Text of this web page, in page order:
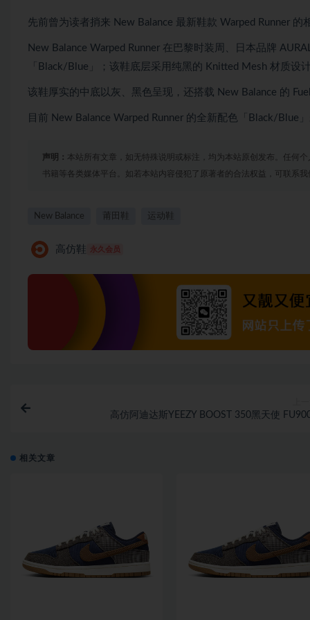
先前曾为读者捎来 New Balance 最新鞋款 Warped Runner
New Balance Warped Runner 在巴黎时装周、日本品牌
「Black/Blue」；该鞋底层采用纯黑的 Knitted Mesh 材质
该鞋厚实的中底以灰、黑色呈现，还搭载 New Balance 的
目前 New Balance Warped Runner 的全新配色「Black/
声明： 本站所有文章，如无特殊说明或标注，均为本站原创发布。任何
书籍等各类媒体平台。如若本站内容侵犯了原著者的合法权益，可联系
New Balance 莆田鞋 运动鞋
高仿鞋 永久会员
高仿阿迪达斯YEEZY BOOST 350黑天使
相关文章